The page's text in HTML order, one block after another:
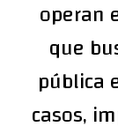
operan
que
pública
casos,